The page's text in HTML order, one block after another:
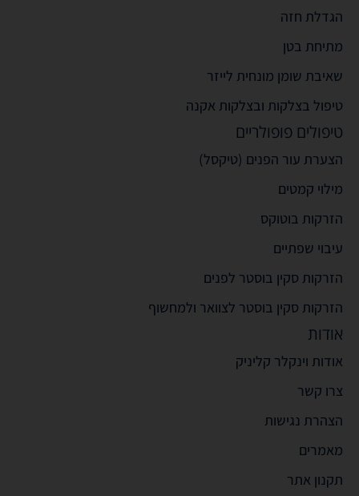
הגדלת חזה
מתיחת בטן
שאיבת שומן מונחית לייזר
טיפול בצלקות ובצלקות אקנה
טיפולים פופולריים
הצערת עור הפנים (טיקסל)
מילוי קמטים
הזרקות בוטוקס
עיבוי שפתיים
הזרקות סקין בוסטר לפנים
הזרקות סקין בוסטר לצוואר ולמחשוף
אודות
אודות וינקלר קליניק
צרו קשר
הצהרת נגישות
מאמרים
תקנון אתר